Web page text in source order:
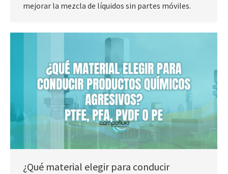
mejorar la mezcla de líquidos sin partes móviles.
¿Qué material elegir para conducir